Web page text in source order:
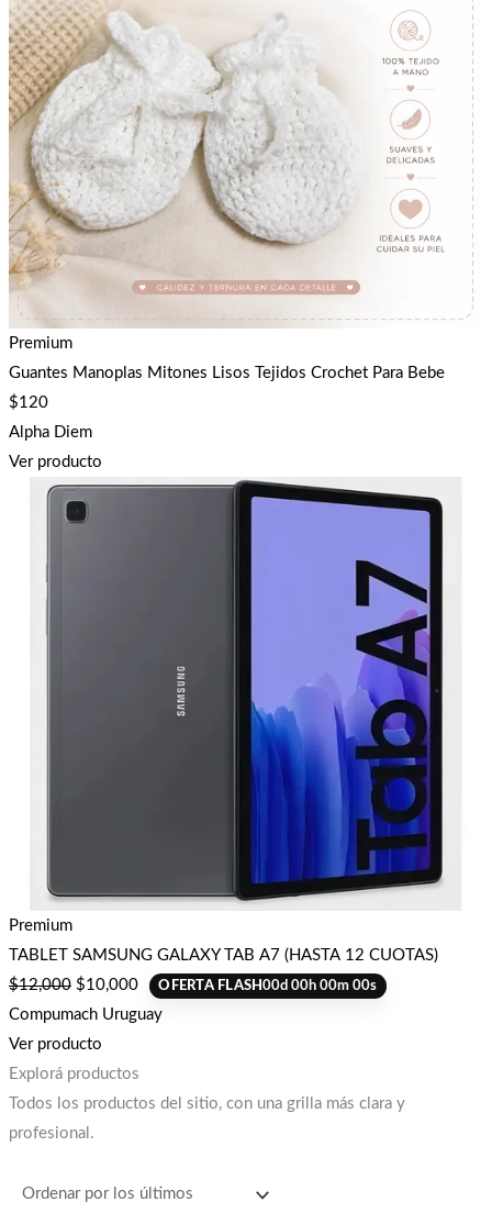
Premium
Guantes Manoplas Mitones Lisos Tejidos Crochet Para Bebe
$120
Alpha Diem
Ver producto
Premium
TABLET SAMSUNG GALAXY TAB A7 (HASTA 12 CUOTAS)
$12,000 $10,000 OFERTA FLASH00d00h00m00s
Compumach Uruguay
Ver producto
Explorá productos
Todos los productos del sitio, con una grilla más clara y
profesional.